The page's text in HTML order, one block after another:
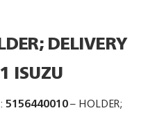
DELIVERY
ISUZU
5156440010– HOLDER;